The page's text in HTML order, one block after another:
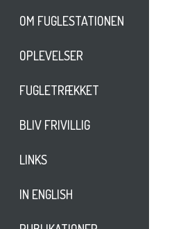
OM FUGLESTATIONEN
OPLEVELSER
FUGLETRÆKKET
BLIV FRIVILLIG
LINKS
IN ENGLISH